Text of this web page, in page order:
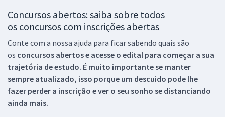
Concursos abertos: saiba sobre todos
os concursos com inscrições abertas
Conte com a nossa ajuda para ficar sabendo quais são
os concursos abertos e acesse o edital para começar a sua
trajetória de estudo. É muito importante se manter
sempre atualizado, isso porque um descuido pode lhe
fazer perder a inscrição e ver o seu sonho se distanciando
ainda mais.